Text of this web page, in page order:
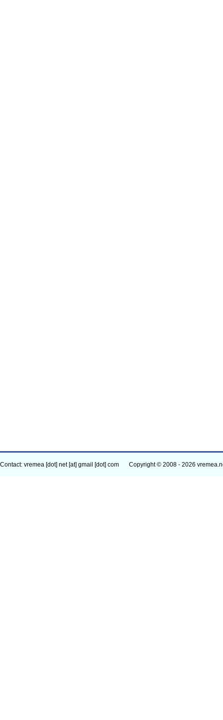
Contact: vremea [dot] net [at] gmail [dot] com Copyright © 2008 - 2026